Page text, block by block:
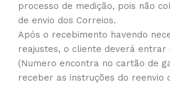
processo de medição, pois não
de envio dos Correios.
Após o recebimento havendo
reajustes, o cliente deverá entrar
(Numero encontra no cartão de
receber as instruções do reenvio